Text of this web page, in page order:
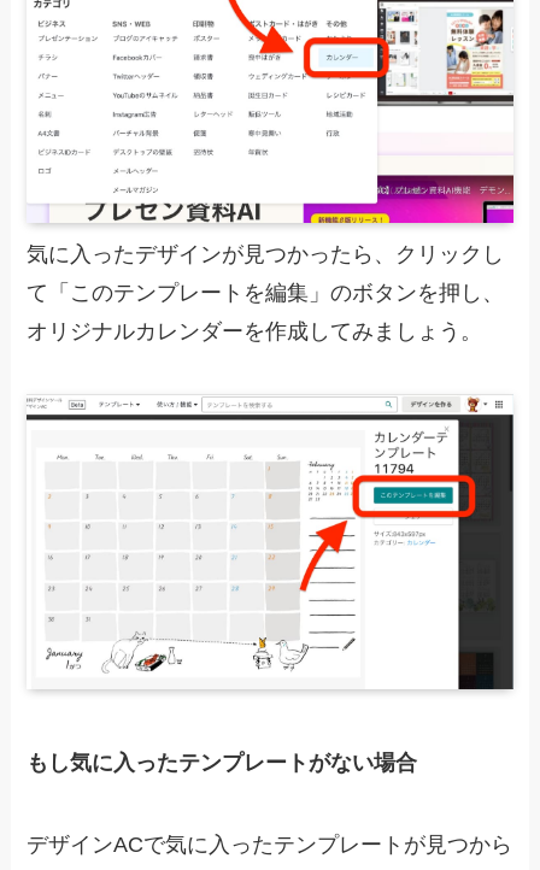
気に入ったデザインが見つかったら、クリックし
て「このテンプレートを編集」のボタンを押し、
オリジナルカレンダーを作成してみましょう。
もし気に入ったテンプレートがない場合
デザインACで気に入ったテンプレートが見つから